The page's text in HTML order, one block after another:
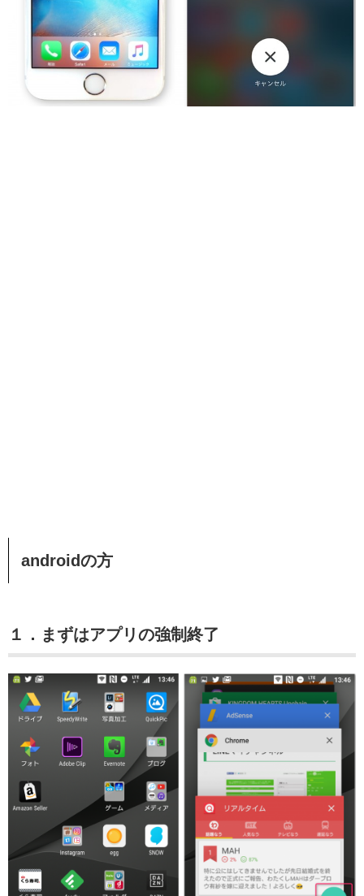
androidの方
１．まずはアプリの強制終了